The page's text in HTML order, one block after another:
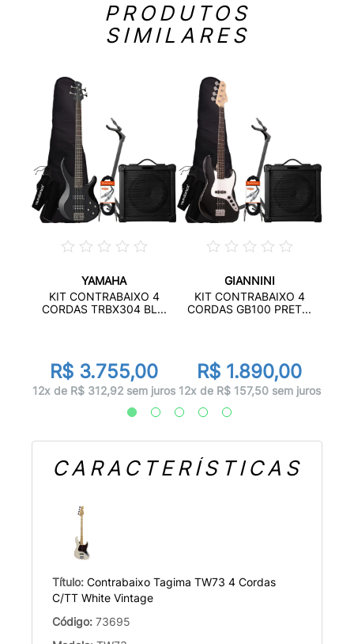
PRODUTOS
SIMILARES
YAMAHA
KIT CONTRABAIXO 4
CORDAS TRBX304 BL...
R$ 3.755,00
12x de R$ 312,92 sem juros
GIANNINI
KIT CONTRABAIXO 4
CORDAS GB100 PRET...
R$ 1.890,00
12x de R$ 157,50 sem juros
CARACTERÍSTICAS
Título: Contrabaixo Tagima TW73 4 Cordas
C/TT White Vintage
Código: 73695